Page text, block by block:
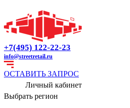
+7(495) 122-22-23
info@streetretail.ru
ОСТАВИТЬ ЗАПРОС
Личный кабинет
Выбрать регион